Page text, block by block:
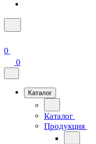
0
0
Каталог
Каталог
Продукция